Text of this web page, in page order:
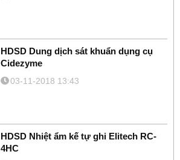
HDSD Dung dịch sát khuẩn dụng cụ
Cidezyme
03-11-2018 13:43
HDSD Nhiệt ẩm kế tự ghi Elitech RC-
4HC